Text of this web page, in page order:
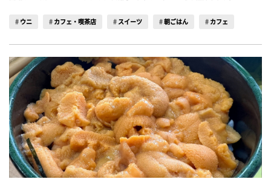
ウニ カフェ・喫茶店 スイーツ 朝ごはん カフェ